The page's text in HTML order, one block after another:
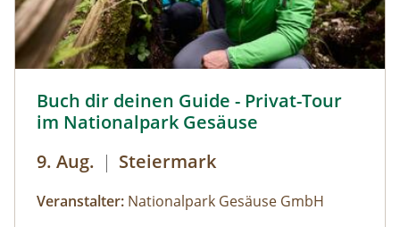
empfehlenswert.
Buch dir deinen Guide - Privat-Tour
im Nationalpark Gesäuse
9. Aug. | Steiermark
Veranstalter: Nationalpark Gesäuse GmbH